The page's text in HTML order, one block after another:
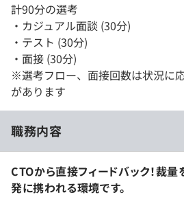
計90分の選考
・カジュアル面談 (30分)
・テスト (30分)
・面接 (30分)
※選考フロー、面接回数は状況に
があります
職務内容
CTOから直接フィードバック！裁
発に携われる環境です。